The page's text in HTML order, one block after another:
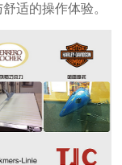
适的操作体验。